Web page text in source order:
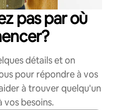
pas par où
détails et on
pour répondre à vos
à trouver quelqu'un
vos besoins.